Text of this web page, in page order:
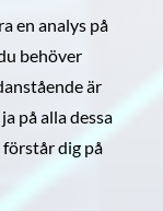
en analys på
behöver
är
på alla dessa
dig på